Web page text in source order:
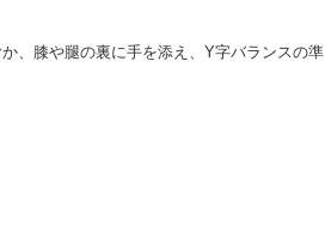
、膝や腿の裏に手を添え、Y字バランスの準